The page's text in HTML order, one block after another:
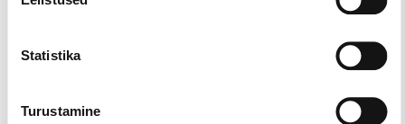
Statistika
Turustamine
. Kategooriad:
Morten lollide
.
NOORTELE